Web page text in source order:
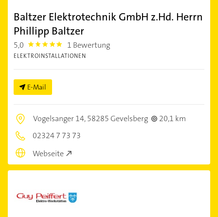
Baltzer Elektrotechnik GmbH z.Hd. Herrn
Phillipp Baltzer
5,0 5.0 1 Bewertung
ELEKTROINSTALLATIONEN
E-Mail
Vogelsanger 14,58285 Gevelsberg
20,1 km
02324 7 73 73
Webseite